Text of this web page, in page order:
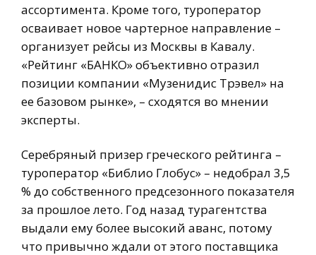
ассортимента. Кроме того, туроператор
осваивает новое чартерное направление –
организует рейсы из Москвы в Кавалу.
«Рейтинг «БАНКО» объективно отразил
позиции компании «Музенидис Трэвел» на
ее базовом рынке», – сходятся во мнении
эксперты.
Серебряный призер греческого рейтинга –
туроператор «Библио Глобус» – недобрал 3,5
% до собственного предсезонного показателя
за прошлое лето. Год назад турагентства
выдали ему более высокий аванс, потому
что привычно ждали от этого поставщика